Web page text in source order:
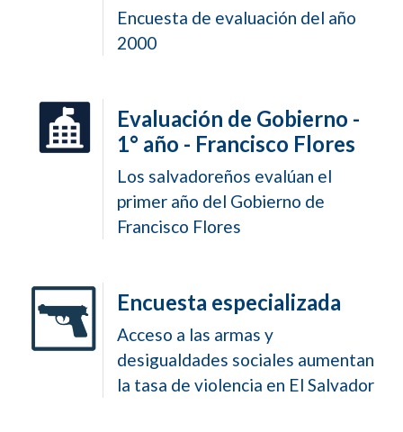
Encuesta de evaluación del año
2000
Evaluación de Gobierno -
1° año - Francisco Flores
Los salvadoreños evalúan el
primer año del Gobierno de
Francisco Flores
Encuesta especializada
Acceso a las armas y
desigualdades sociales aumentan
la tasa de violencia en El Salvador